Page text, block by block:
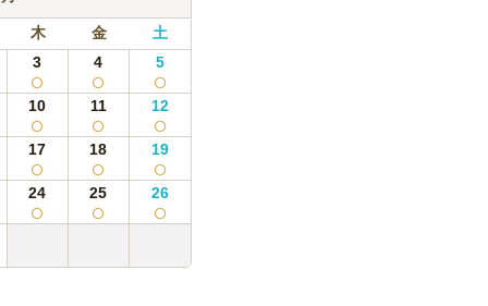
木 金
土
3 4 5
10 11 12
17 18 19
24 25 26